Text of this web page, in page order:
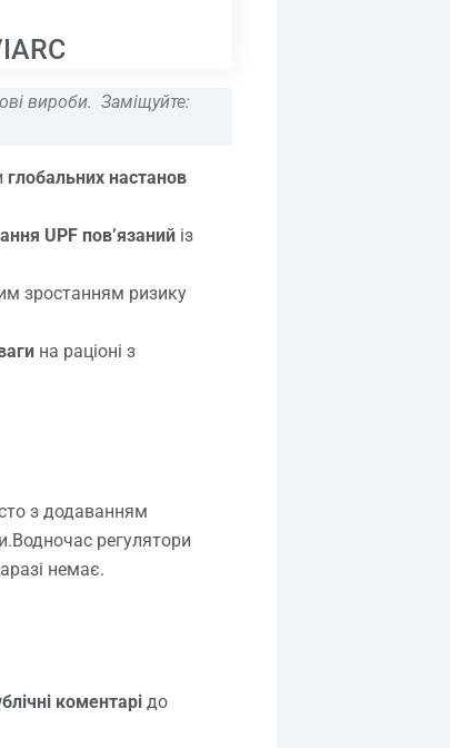
вироби. Заміщуйте:
глобальних настанов
UPF пов’язаний із
зростанням ризику
на раціоні з
з додаванням
регулятори
немає.
коментарі до